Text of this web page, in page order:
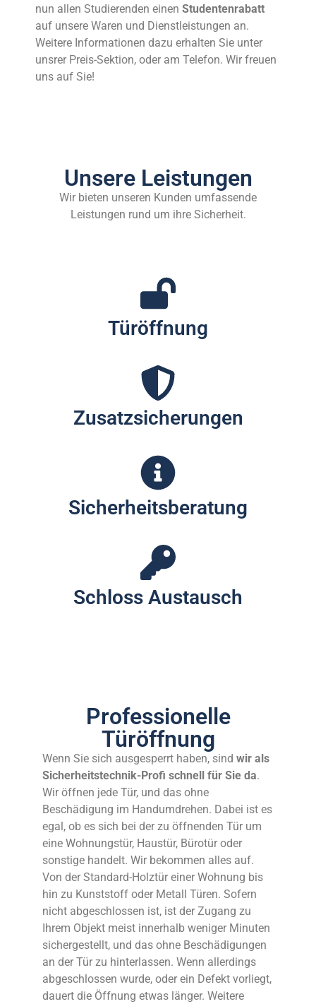
nun allen Studierenden einen Studentenrabatt
auf unsere Waren und Dienstleistungen an.
Weitere Informationen dazu erhalten Sie unter
unsrer Preis-Sektion, oder am Telefon. Wir freuen
uns auf Sie!
Unsere Leistungen
Wir bieten unseren Kunden umfassende
Leistungen rund um ihre Sicherheit.
Türöffnung
Zusatzsicherungen
Sicherheitsberatung
Schloss Austausch
Professionelle
Türöffnung
Wenn Sie sich ausgesperrt haben, sind wir als
Sicherheitstechnik-Profi schnell für Sie da.
Wir öffnen jede Tür, und das ohne
Beschädigung im Handumdrehen. Dabei ist es
egal, ob es sich bei der zu öffnenden Tür um
eine Wohnungstür, Haustür, Bürotür oder
sonstige handelt. Wir bekommen alles auf.
Von der Standard-Holztür einer Wohnung bis
hin zu Kunststoff oder Metall Türen. Sofern
nicht abgeschlossen ist, ist der Zugang zu
Ihrem Objekt meist innerhalb weniger Minuten
sichergestellt, und das ohne Beschädigungen
an der Tür zu hinterlassen. Wenn allerdings
abgeschlossen wurde, oder ein Defekt vorliegt,
dauert die Öffnung etwas länger. Weitere